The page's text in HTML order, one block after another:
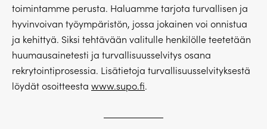
toimintamme perusta. Haluamme tarjota turvallisen ja
hyvinvoivan työympäristön, jossa jokainen voi onnistua
ja kehittyä. Siksi tehtävään valitulle henkilölle teetetään
huumausainetesti ja turvallisuusselvitys osana
rekrytointiprosessia. Lisätietoja turvallisuusselvityksestä
löydät osoitteesta www.supo.fi.